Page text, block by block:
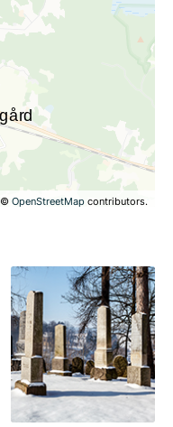
©OpenStreetMap contributors.